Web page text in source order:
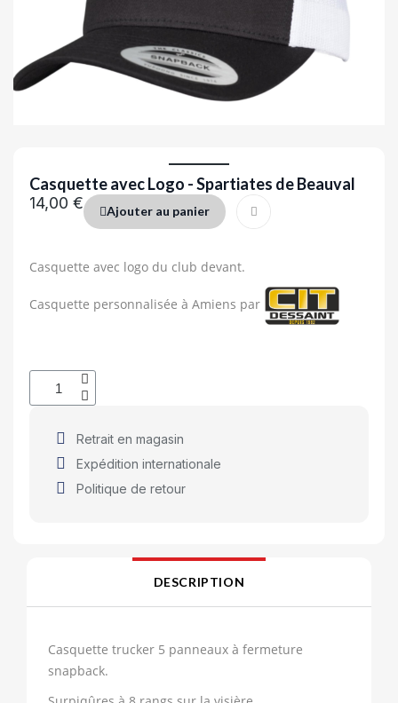
Casquette avec Logo - Spartiates de Beauval
14,00 €
Casquette avec logo du club devant.
Casquette personnalisée à Amiens par
Ajouter au panier
Retrait en magasin
Expédition internationale
Politique de retour
DESCRIPTION
Casquette trucker 5 panneaux à fermeture
snapback.